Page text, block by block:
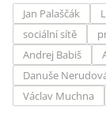
Jan Palaščák
sociální sítě
Andrej Babiš
Danuše
Václav Muchna